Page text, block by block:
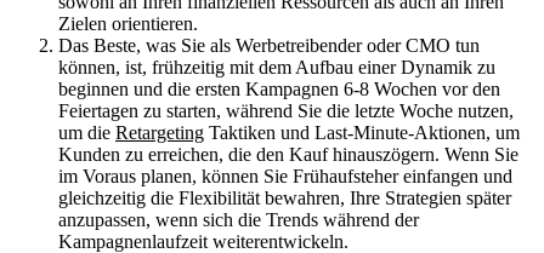
Zielen orientieren.
Das Beste, was Sie als Werbetreibender oder CMO tun
können, ist, frühzeitig mit dem Aufbau einer Dynamik zu
beginnen und die ersten Kampagnen 6-8 Wochen vor den
Feiertagen zu starten, während Sie die letzte Woche nutzen,
um die Retargeting Taktiken und Last-Minute-Aktionen, um
Kunden zu erreichen, die den Kauf hinauszögern. Wenn Sie
im Voraus planen, können Sie Frühaufsteher einfangen und
gleichzeitig die Flexibilität bewahren, Ihre Strategien später
anzupassen, wenn sich die Trends während der
Kampagnenlaufzeit weiterentwickeln.